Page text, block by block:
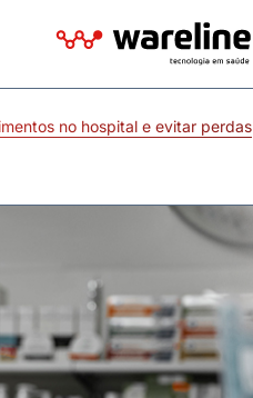
no hospital e evitar perdas